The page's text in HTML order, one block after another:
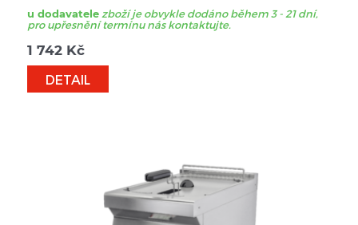
u dodavatele zboží je obvykle dodáno během 3 - 21 dní,
pro upřesnění termínu nás kontaktujte.
1 742 Kč
DETAIL